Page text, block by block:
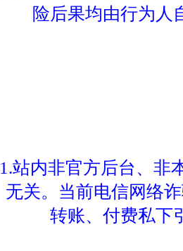
险后果均由行为人
1.站内非官方后台、非
无关。当前电信网络
转账、付费私下